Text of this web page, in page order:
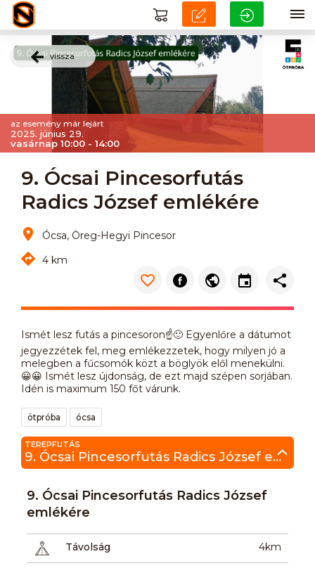
vissza
az esemény már lejárt
2025. június 29.
vasárnap 10:00 - 14:00
9. Ócsai Pincesorfutás
Radics József emlékére
Ócsa, Öreg-Hegyi Pincesor
4 km
Ismét lesz futás a pincesoron☝️🙂 Egyenlőre a dátumot
jegyezzétek fel, meg emlékezzetek, hogy milyen jó a
melegben a fűcsomók közt a böglyök elől menekülni.
😀😀 Ismét lesz újdonság, de ezt majd szépen sorjában.
Idén is maximum 150 főt várunk.
ötpróba ócsa
TEREPFUTÁS
9. Ócsai Pincesorfutás Radics József emlékére
9. Ócsai Pincesorfutás Radics József
emlékére
Távolság 4km